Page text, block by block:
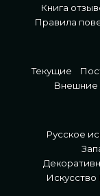
Книга
Правила
Текущие
Внешние
Русское
Искусство